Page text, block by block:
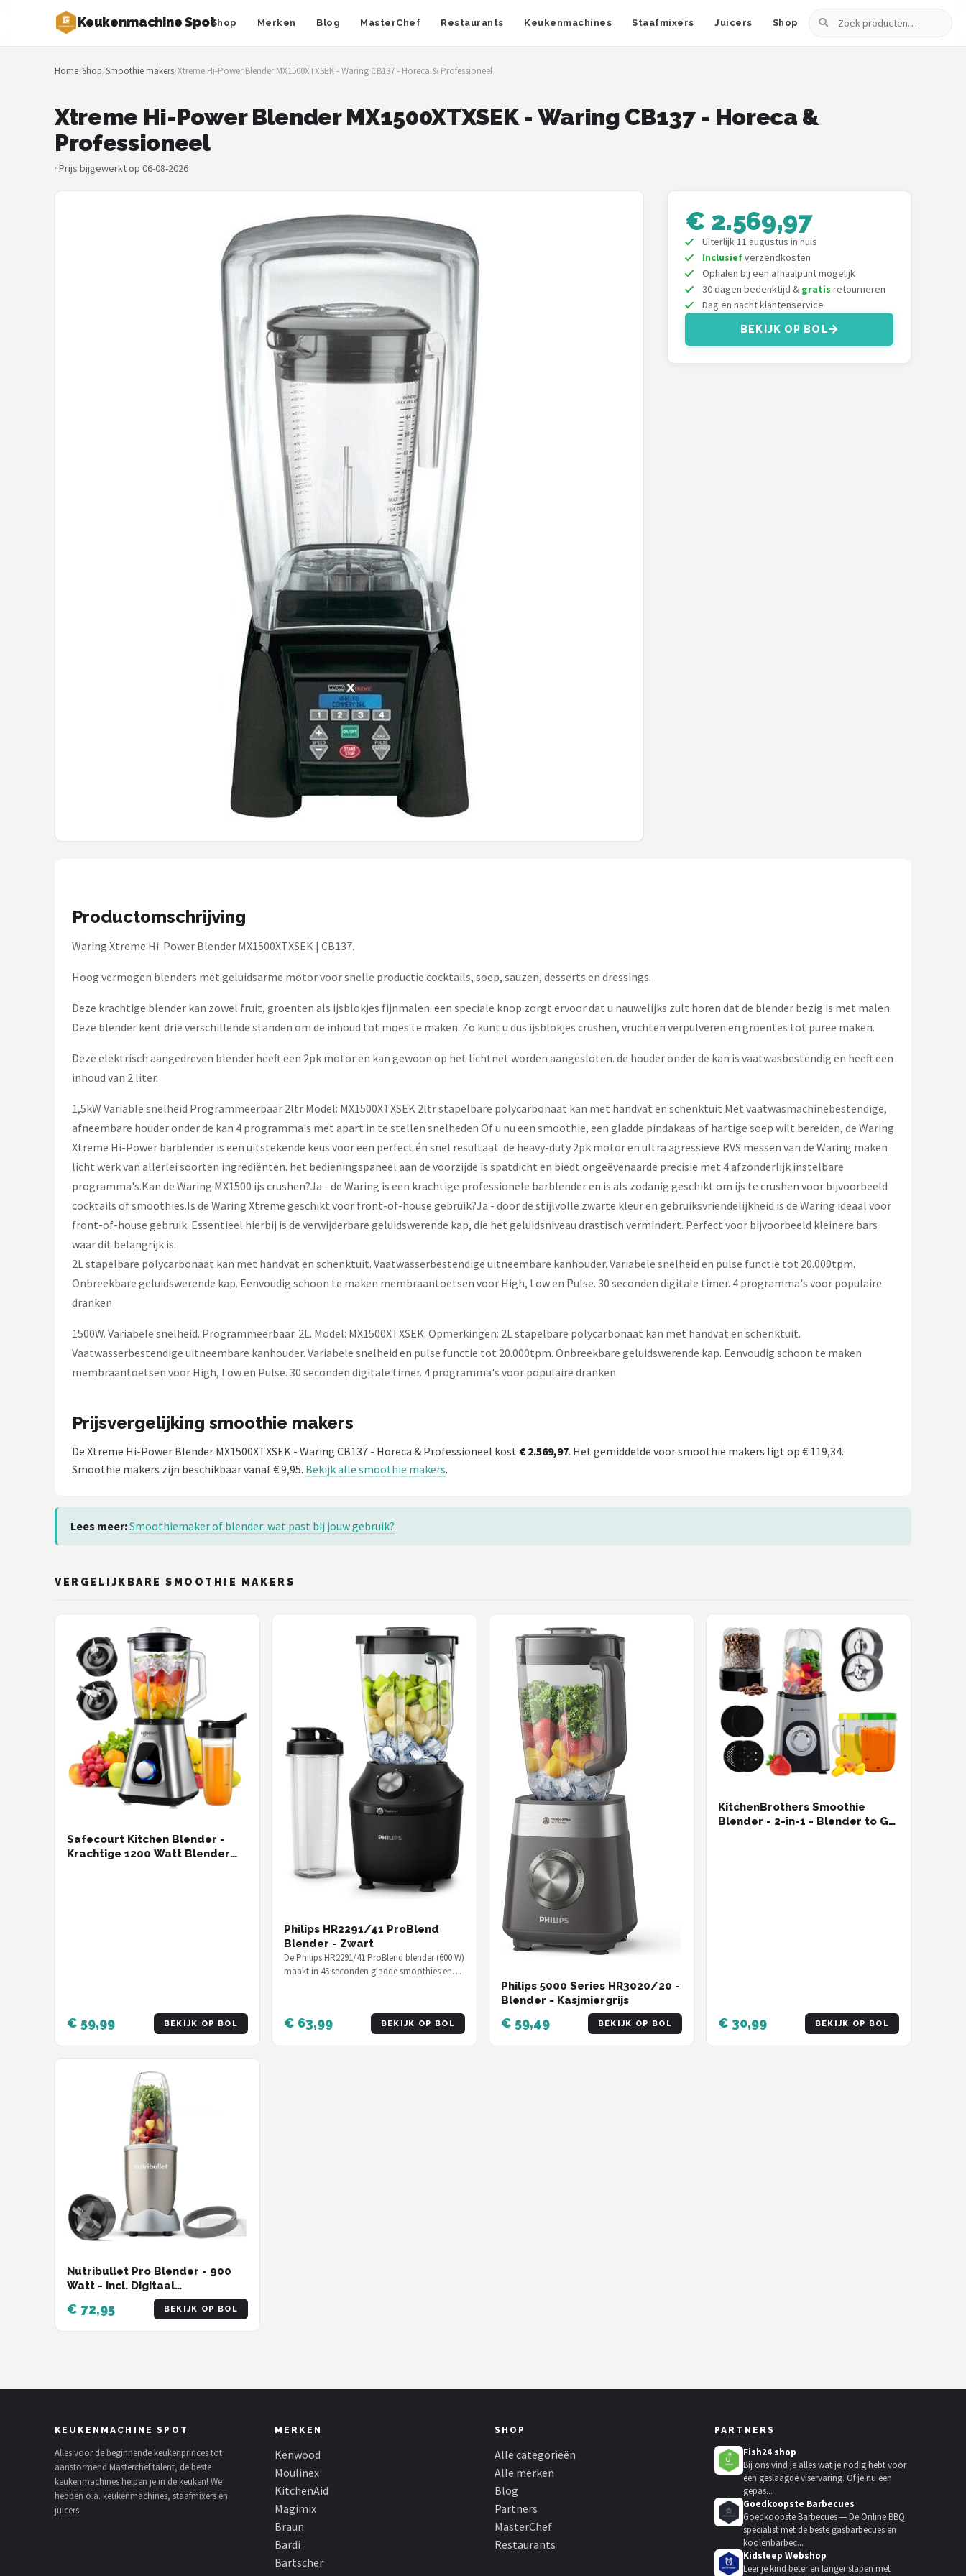
Keukenmachine SpotShop Merken Blog MasterChef Restaurants Keukenmachines Staafmixers Juicers Shop
Zoeken
Zoeken
NAVIGATIE
Merken
Home/Shop/Smoothie makers/Xtreme Hi-Power Blender MX1500XTXSEK - Waring CB137 - Horeca & Professioneel
Xtreme Hi-Power Blender MX1500XTXSEK - Waring CB137 - Horeca &
Professioneel
· Prijs bijgewerkt op 06-08-2026
€ 2.569,97
Uiterlijk 11 augustus in huis
Inclusiefverzendkosten
Ophalen bij een afhaalpunt mogelijk
30 dagen bedenktijd & gratis retourneren
Dag en nacht klantenservice
BEKIJK OP BOL
Productomschrijving
Waring Xtreme Hi-Power Blender MX1500XTXSEK | CB137.
Hoog vermogen blenders met geluidsarme motor voor snelle productie cocktails, soep, sauzen, desserts en dressings.
Deze krachtige blender kan zowel fruit, groenten als ijsblokjes fijnmalen. een speciale knop zorgt ervoor dat u nauwelijks zult horen dat de blender bezig is met malen.
Deze blender kent drie verschillende standen om de inhoud tot moes te maken. Zo kunt u dus ijsblokjes crushen, vruchten verpulveren en groentes tot puree maken.
Deze elektrisch aangedreven blender heeft een 2pk motor en kan gewoon op het lichtnet worden aangesloten. de houder onder de kan is vaatwasbestendig en heeft een
inhoud van 2 liter.
1,5kW Variable snelheid Programmeerbaar 2ltr Model: MX1500XTXSEK 2ltr stapelbare polycarbonaat kan met handvat en schenktuit Met vaatwasmachinebestendige,
afneembare houder onder de kan 4 programma's met apart in te stellen snelheden Of u nu een smoothie, een gladde pindakaas of hartige soep wilt bereiden, de Waring
Xtreme Hi-Power barblender is een uitstekende keus voor een perfect én snel resultaat. de heavy-duty 2pk motor en ultra agressieve RVS messen van de Waring maken
licht werk van allerlei soorten ingrediënten. het bedieningspaneel aan de voorzijde is spatdicht en biedt ongeëvenaarde precisie met 4 afzonderlijk instelbare
programma's.Kan de Waring MX1500 ijs crushen?Ja - de Waring is een krachtige professionele barblender en is als zodanig geschikt om ijs te crushen voor bijvoorbeeld
cocktails of smoothies.Is de Waring Xtreme geschikt voor front-of-house gebruik?Ja - door de stijlvolle zwarte kleur en gebruiksvriendelijkheid is de Waring ideaal voor
front-of-house gebruik. Essentieel hierbij is de verwijderbare geluidswerende kap, die het geluidsniveau drastisch vermindert. Perfect voor bijvoorbeeld kleinere bars
waar dit belangrijk is.
2L stapelbare polycarbonaat kan met handvat en schenktuit. Vaatwasserbestendige uitneembare kanhouder. Variabele snelheid en pulse functie tot 20.000tpm.
Onbreekbare geluidswerende kap. Eenvoudig schoon te maken membraantoetsen voor High, Low en Pulse. 30 seconden digitale timer. 4 programma's voor populaire
dranken
1500W. Variabele snelheid. Programmeerbaar. 2L. Model: MX1500XTXSEK. Opmerkingen: 2L stapelbare polycarbonaat kan met handvat en schenktuit.
Vaatwasserbestendige uitneembare kanhouder. Variabele snelheid en pulse functie tot 20.000tpm. Onbreekbare geluidswerende kap. Eenvoudig schoon te maken
membraantoetsen voor High, Low en Pulse. 30 seconden digitale timer. 4 programma's voor populaire dranken
Prijsvergelijking smoothie makers
De Xtreme Hi-Power Blender MX1500XTXSEK - Waring CB137 - Horeca & Professioneel kost € 2.569,97. Het gemiddelde voor smoothie makers ligt op € 119,34.
Smoothie makers zijn beschikbaar vanaf € 9,95. Bekijk alle smoothie makers.
Lees meer:Smoothiemaker of blender: wat past bij jouw gebruik?
VERGELIJKBARE SMOOTHIE MAKERS
Safecourt Kitchen Blender -
Krachtige 1200 Watt Blender
€ 59,99 BEKIJK OP BOL
Philips HR2291/41 ProBlend
Blender - Zwart
De Philips HR2291/41 ProBlend blender (600 W)
maakt in 45 seconden gladde smoothies en
€ 63,99 BEKIJK OP BOL
Philips 5000 Series HR3020/20 -
Blender - Kasjmiergrijs
€ 59,49 BEKIJK OP BOL
KitchenBrothers Smoothie
Blender - 2-in-1 - Blender to Go
€ 30,99 BEKIJK OP BOL
Nutribullet Pro Blender - 900
Watt - Incl. Digitaal
Receptenboek - Champagne
€ 72,95 BEKIJK OP BOL
KEUKENMACHINE SPOT
Alles voor de beginnende keukenprinces tot
aanstormend Masterchef talent, de beste
keukenmachines helpen je in de keuken! We
hebben o.a. keukenmachines, staafmixers en
juicers.
MERKEN
Kenwood
Moulinex
KitchenAid
Magimix
Braun
Bardi
Bartscher
SHOP
Alle categorieën
Alle merken
Blog
Partners
MasterChef
Restaurants
PARTNERS
Fish24 shop
Bij ons vind je alles wat je nodig hebt voor
een geslaagde viservaring. Of je nu een
gepas...
Goedkoopste Barbecues
Goedkoopste Barbecues — De Online BBQ
specialist met de beste gasbarbecues en
koolenbarbec...
Kidsleep Webshop
Leer je kind beter en langer slapen met